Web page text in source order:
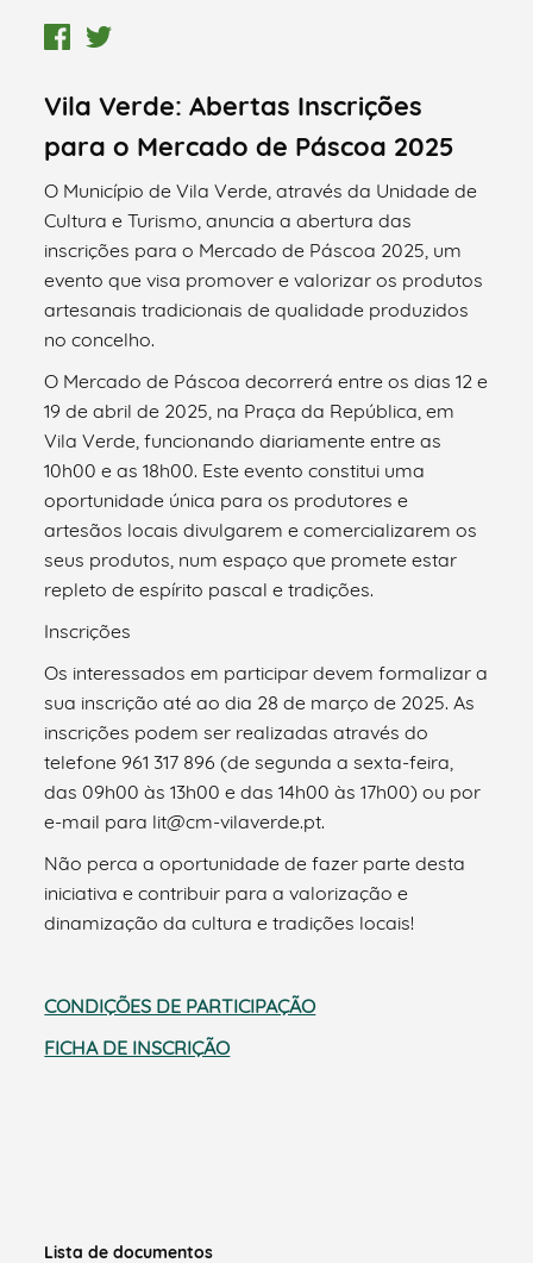
Vila Verde: Abertas Inscrições
para o Mercado de Páscoa 2025
O Município de Vila Verde, através da Unidade de
Cultura e Turismo, anuncia a abertura das
inscrições para o Mercado de Páscoa 2025, um
evento que visa promover e valorizar os produtos
artesanais tradicionais de qualidade produzidos
no concelho.
O Mercado de Páscoa decorrerá entre os dias 12 e
19 de abril de 2025, na Praça da República, em
Vila Verde, funcionando diariamente entre as
10h00 e as 18h00. Este evento constitui uma
oportunidade única para os produtores e
artesãos locais divulgarem e comercializarem os
seus produtos, num espaço que promete estar
repleto de espírito pascal e tradições.
Inscrições
Os interessados em participar devem formalizar a
sua inscrição até ao dia 28 de março de 2025. As
inscrições podem ser realizadas através do
telefone 961 317 896 (de segunda a sexta-feira,
das 09h00 às 13h00 e das 14h00 às 17h00) ou por
e-mail para lit@cm-vilaverde.pt.
Não perca a oportunidade de fazer parte desta
iniciativa e contribuir para a valorização e
dinamização da cultura e tradições locais!
CONDIÇÕES DE PARTICIPAÇÃO
FICHA DE INSCRIÇÃO
Lista de documentos